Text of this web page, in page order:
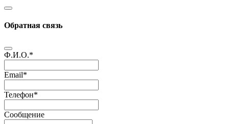
Обратная связь
Ф.И.О.*
Email*
Телефон*
Сообщение